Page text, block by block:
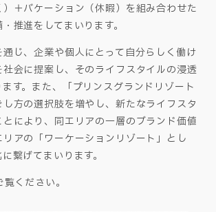
＋バケーション（休暇）を組み合わせた
推進をしてまいります。
じ、企業や個人にとって自分らしく働け
会に提案し、そのライフスタイルの浸透
す。また、「プリンスグランドリゾート
方の選択肢を増やし、新たなライフスタ
により、同エリアの一層のブランド価値
アの「ワーケーションリゾート」とし
繋げてまいります。
ください。